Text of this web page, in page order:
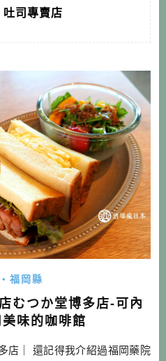
吐司專賣店
福岡縣
むつか堂博多店-可內
味的咖啡館
｜ 還記得我介紹過福岡藥院